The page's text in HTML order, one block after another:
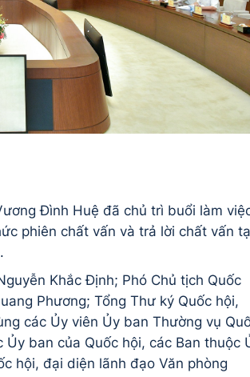
Đình Huệ đã chủ trì buổi làm
phiên chất vấn và trả lời chất vấn
Khắc Định; Phó Chủ tịch Quốc
Phương; Tổng Thư ký Quốc hội,
các Ủy viên Ủy ban Thường vụ
ban của Quốc hội, các Ban thuộc
hội, đại diện lãnh đạo Văn phòng